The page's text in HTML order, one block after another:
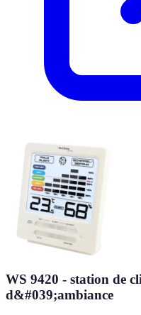
WS 9420 - station de
d&#039;ambiance